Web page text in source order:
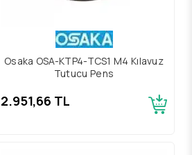
Osaka OSA-KTP4-TCS1 M4 Kılavuz
Tutucu Pens
2.951,66 TL